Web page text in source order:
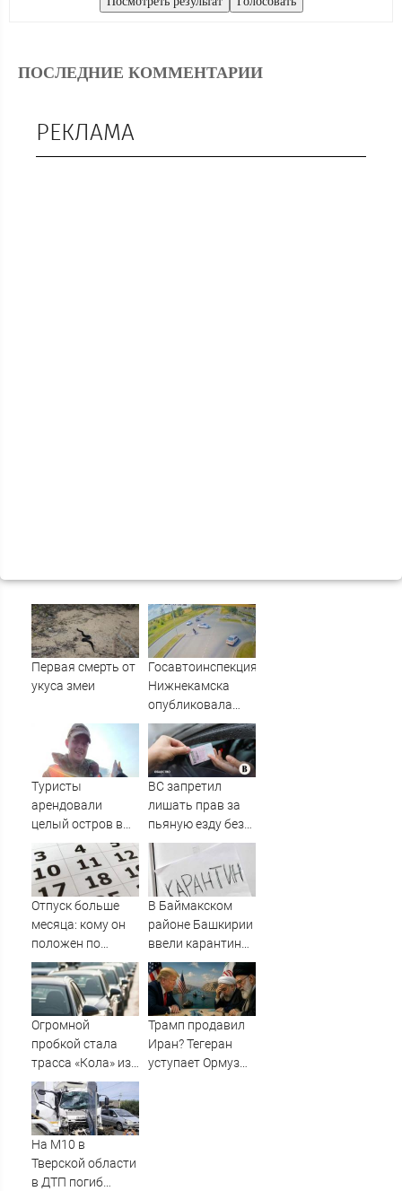
ПОСЛЕДНИЕ КОММЕНТАРИИ
РЕКЛАМА
Первая смерть от
укуса змеи
Госавтоинспекция
Нижнекамска
опубликовала
видео жесткого
ДТП с участием
питбайкера
07/08/2026 –
Туристы
арендовали
целый остров в
Карелии (ФОТО)
ВС запретил
лишать прав за
пьяную езду без
документов,
удостоверяющих
личность
Отпуск больше
месяца: кому он
положен по
закону в
Башкирии
В Баймакском
районе Башкирии
ввели карантин
из-за бешенства
Огромной
пробкой стала
трасса «Кола» из-
за завалившейся
фуры
Трамп продавил
Иран? Тегеран
уступает Ормуз
На М10 в
Тверской области
в ДТП погиб